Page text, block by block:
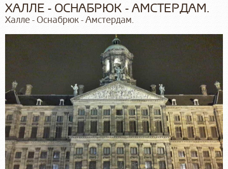
ХАЛЛЕ - ОСНАБРЮК - АМСТЕРДАМ.
Халле - Оснабрюк - Амстердам.